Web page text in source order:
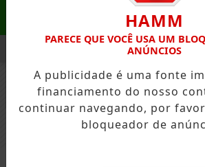
DE MANDAGUAÇU ESTÁ COM
EM ALTA
HAMM
PARECE QUE VOCÊ USA UM
ANÚNCIOS
A publicidade é uma fonte
financiamento do nosso
continuar navegando, por
bloqueador de